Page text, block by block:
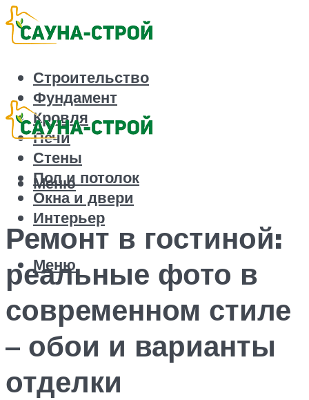
Строительство
Фундамент
Кровля
Печи
Стены
Пол и потолок
Окна и двери
Интерьер
Меню
Меню
Ремонт в гостиной:
реальные фото в
современном стиле
– обои и варианты
отделки